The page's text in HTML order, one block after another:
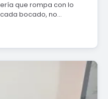
que rompa con lo
bocado, no…